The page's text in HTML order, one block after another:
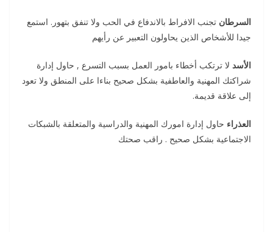
السرطان تجنب الافراط بالاندفاع في الحب ولا تنفق بتهور. استمع
جيدا للأشخاص الذين يحاولون التعبير عن رأيهم
الأسد لا ترتكب أخطاء بامور العمل بسبب التسرع , حاول إدارة
شراكتك المهنية والعاطفية بشكل صحيح بناءا على المنطق ولا تعود
إلى علاقة قديمة.
العذراء حاول إدارة امورك المهنية والدراسية والمتعلقة بالشبكات
الاجتماعية بشكل صحيح . راقب صحتك